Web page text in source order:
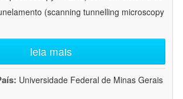
(scanning tunnelling microscopy
leia mais
Universidade Federal de Minas Gerais